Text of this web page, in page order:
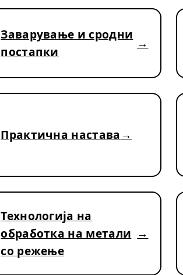
Заварување и сродни
постапки
Практична настава
Технологија на
обработка на метали
со режење